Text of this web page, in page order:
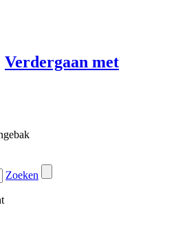
Verdergaan met
Zoeken